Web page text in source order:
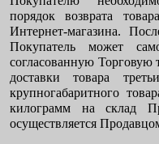
порядок возврата
Интернет-магазина.
Покупатель может
согласованную Торговую
доставки товара
крупногабаритного
килограмм на склад
осуществляется